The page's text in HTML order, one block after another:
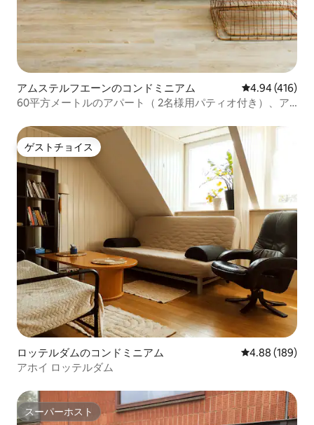
アムステルフエーンのコンドミニアム レビュー416
4.94 (416)
60平方メートルのアパート（ 2名様用パティオ付き）、ア
ゲストチョイス
ゲストチョイス
ロッテルダムのコンドミニアム レビュー189
4.88 (189)
アホイ ロッテルダム
スーパーホスト
スーパーホスト